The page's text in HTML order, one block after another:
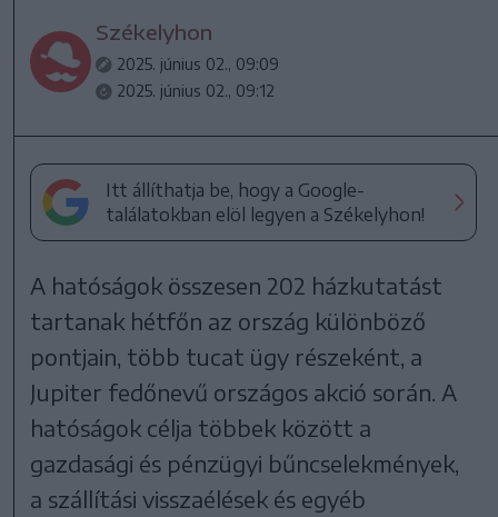
Székelyhon
2025. június 02., 09:09
2025. június 02., 09:12
Itt állíthatja be, hogy a Google-
találatokban elöl legyen a Székelyhon!
A hatóságok összesen 202 házkutatást
tartanak hétfőn az ország különböző
pontjain, több tucat ügy részeként, a
Jupiter fedőnevű országos akció során. A
hatóságok célja többek között a
gazdasági és pénzügyi bűncselekmények,
a szállítási visszaélések és egyéb